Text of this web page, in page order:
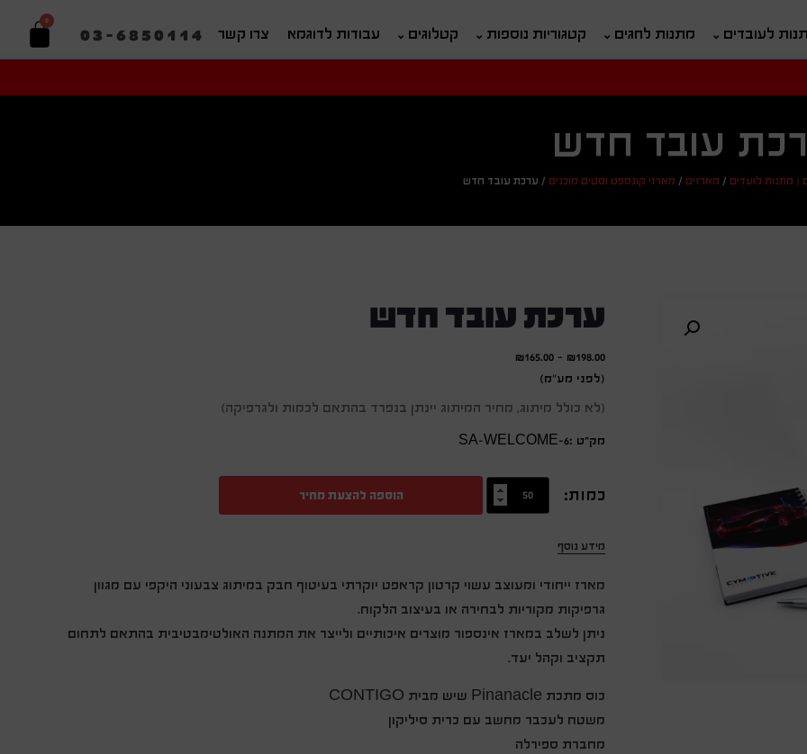
לעובדים מתנות לחגים קטגוריות נוספות קטלוגים עבודות לדוגמא צרו קשר 03-6850114
0
עובד חדש
| מתנות לועדים / מארזים / מארזי קונספט וסטים מוכנים / ערכת עובד חדש
ערכת עובד חדש
₪198.00
-
₪165.00
(לפני מע"מ)
(לא כולל מיתוג, מחיר המיתוג יינתן בנפרד בהתאם לכמות ולגרפיקה)
מק״ט :SA-WELCOME-6
כמות: הוספה להצעת מחיר
מידע נוסף
מארז ייחודי ומעוצב עשוי קרטון קראפט יוקרתי בעיטוף חבק במיתוג צבעוני היקפי עם מגוון
גרפיקות מקוריות לבחירה או בעיצוב הלקוח.
ניתן לשלב במארז אינספור מוצרים איכותיים ולייצר את המתנה האולטימבטיבית בהתאם לתחום
תקציב וקהל יעד.
כוס מתכת Pinanacle שיש מבית CONTIGO
משטח לעכבר מחשב עם כרית סיליקון
מחברת ספירלה